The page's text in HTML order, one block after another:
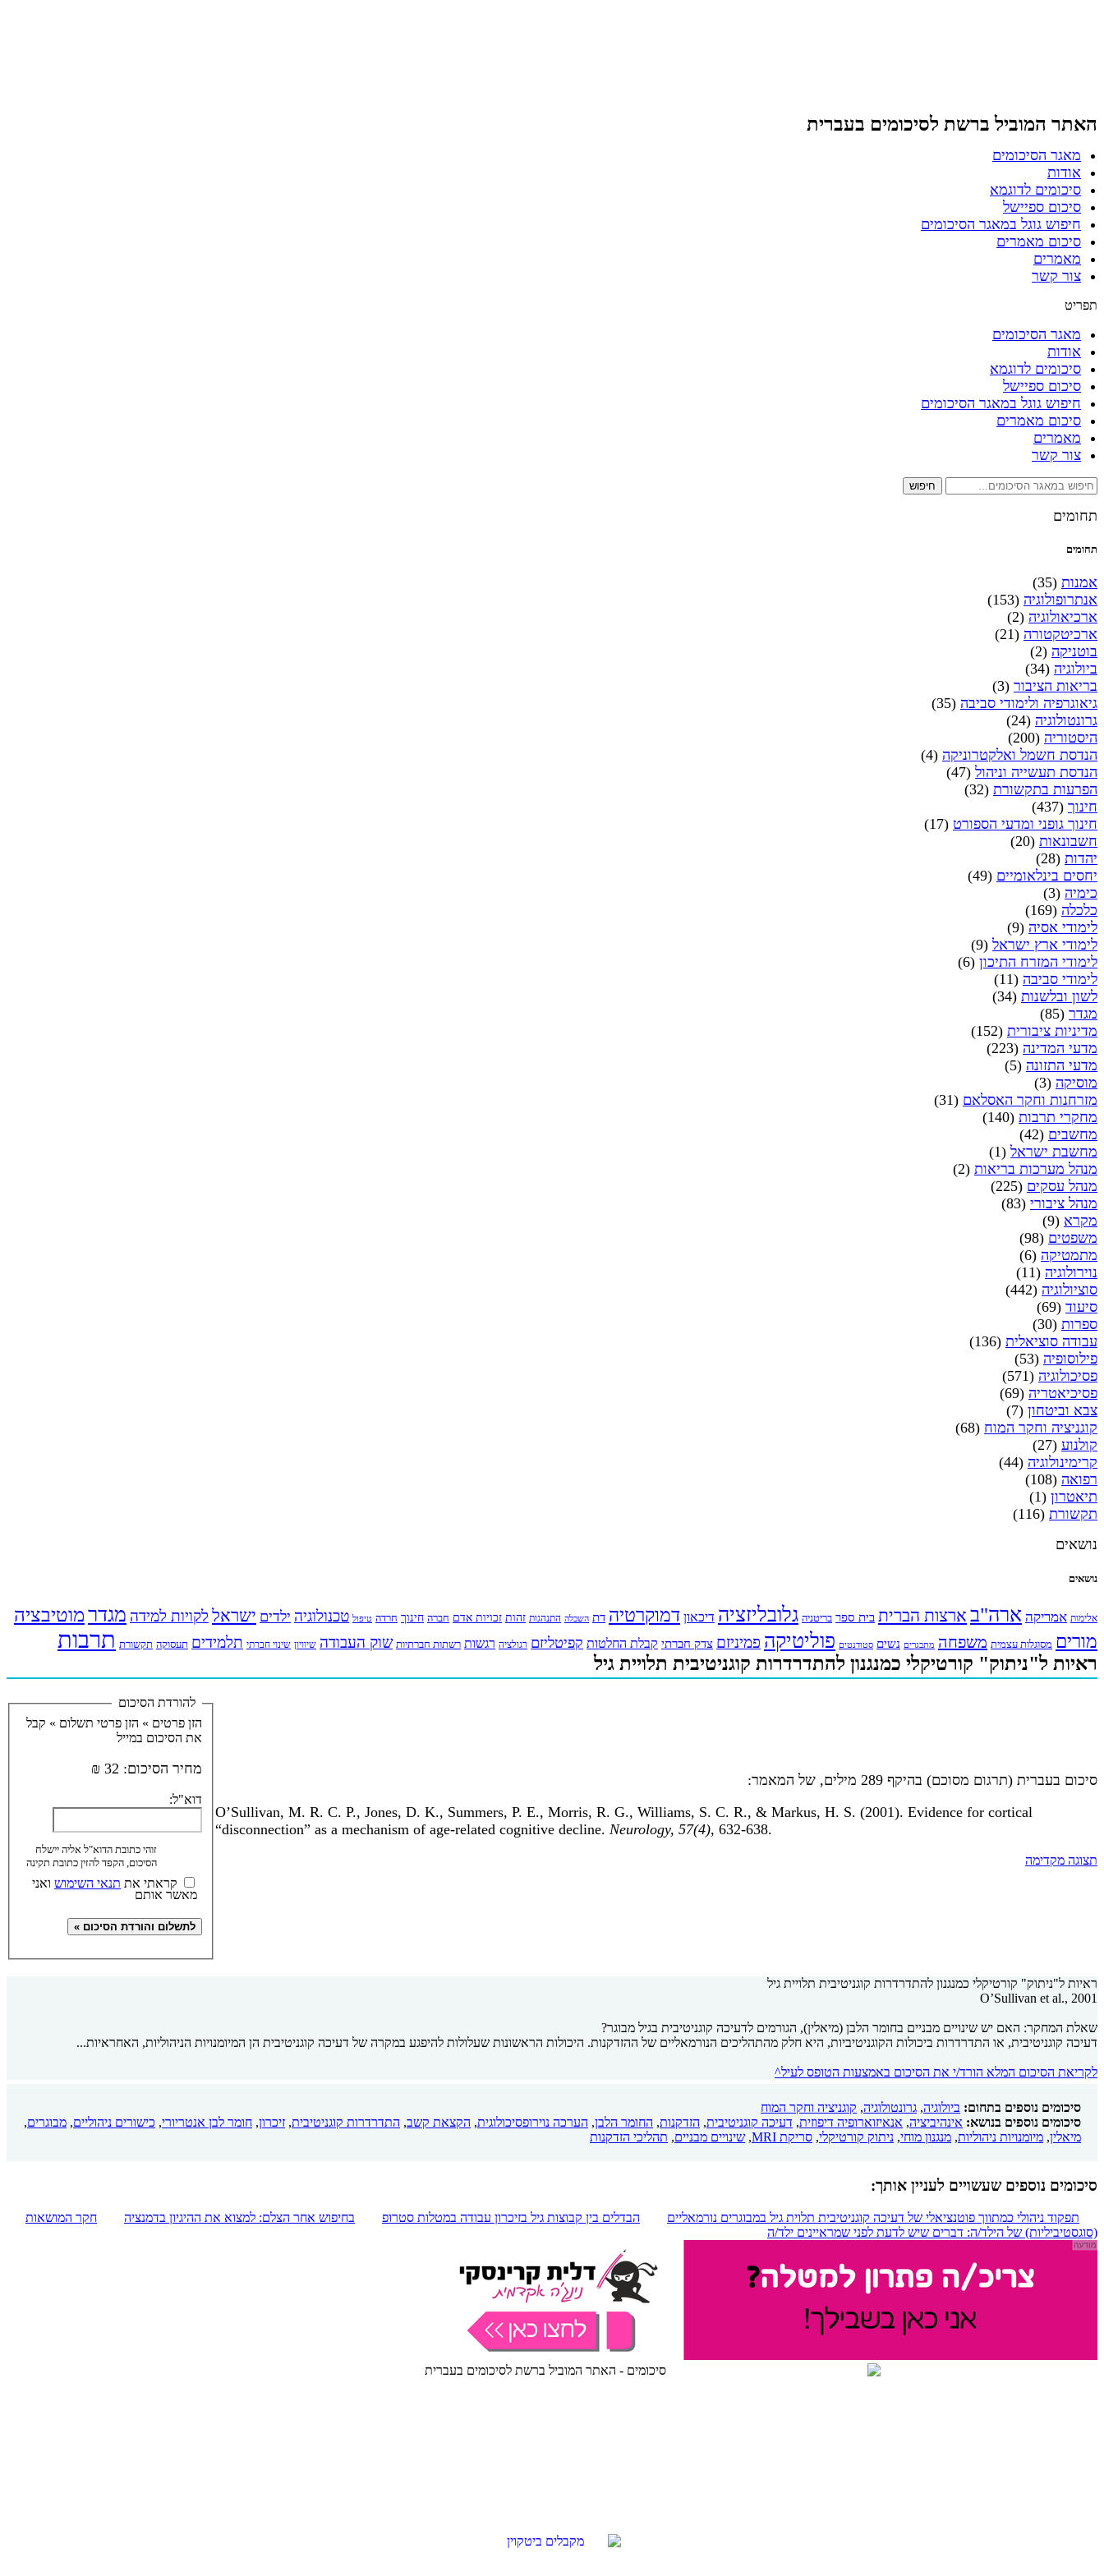
האתר המוביל ברשת לסיכומים בעברית
מאגר הסיכומים
אודות
סיכומים לדוגמא
סיכום ספיישל
חיפוש גוגל במאגר הסיכומים
סיכום מאמרים
מאמרים
צור קשר
תפריט
מאגר הסיכומים
אודות
סיכומים לדוגמא
סיכום ספיישל
חיפוש גוגל במאגר הסיכומים
סיכום מאמרים
מאמרים
צור קשר
חיפוש
תחומים
תחומים
אמנות (35)
אנתרופולוגיה (153)
ארכיאולוגיה (2)
ארכיטקטורה (21)
בוטניקה (2)
ביולוגיה (34)
בריאות הציבור (3)
גיאוגרפיה ולימודי סביבה (35)
גרונטולוגיה (24)
היסטוריה (200)
הנדסת חשמל ואלקטרוניקה (4)
הנדסת תעשייה וניהול (47)
הפרעות בתקשורת (32)
חינוך (437)
חינוך גופני ומדעי הספורט (17)
חשבונאות (20)
יהדות (28)
יחסים בינלאומיים (49)
כימיה (3)
כלכלה (169)
לימודי אסיה (9)
לימודי ארץ ישראל (9)
לימודי המזרח התיכון (6)
לימודי סביבה (11)
לשון ובלשנות (34)
מגדר (85)
מדיניות ציבורית (152)
מדעי המדינה (223)
מדעי התזונה (5)
מוסיקה (3)
מזרחנות וחקר האסלאם (31)
מחקרי תרבות (140)
מחשבים (42)
מחשבת ישראל (1)
מנהל מערכות בריאות (2)
מנהל עסקים (225)
מנהל ציבורי (83)
מקרא (9)
משפטים (98)
מתמטיקה (6)
נוירולוגיה (11)
סוציולוגיה (442)
סיעוד (69)
ספרות (30)
עבודה סוציאלית (136)
פילוסופיה (53)
פסיכולוגיה (571)
פסיכיאטריה (69)
צבא וביטחון (7)
קוגניציה וחקר המוח (68)
קולנוע (27)
קרימינולוגיה (44)
רפואה (108)
תיאטרון (1)
תקשורת (116)
נושאים
נושאים
אלימות אמריקה ארה"ב ארצות הברית בית ספר בריטניה גלובליזציה דיכאון דמוקרטיה דת השכלה התנהגות זהות זכויות אדם חברה חינוך חרדה טיפול טכנולוגיה ילדים ישראל לקויות למידה מגדרמוטיבציה
מורים מסוגלות עצמית משפחה מתבגרים נשים סטודנטים פוליטיקה פמיניזם צדק חברתי קבלת החלטות קפיטליזם רגולציה רגשות רשתות חברתיות שוק העבודה שיוויון שינוי חברתי תלמידים תעסוקה תקשורת תרבות
ראיות ל"ניתוק" קורטיקלי כמנגנון להתדרדרות קוגניטיבית תלויית גיל
סיכום בעברית (תרגום מסוכם) בהיקף 289 מילים, של המאמר:
O’Sullivan, M. R. C. P., Jones, D. K., Summers, P. E., Morris, R. G., Williams, S. C. R., & Markus, H. S. (2001). Evidence for cortical
“disconnection” as a mechanism of age-related cognitive decline.Neurology, 57(4),
תצוגה מקדימה
להורדת הסיכום
הזן פרטים » הזן פרטי תשלום » קבל
את הסיכום במייל
מחיר הסיכום: 32 ₪
דוא"ל:
זוהי כתובת הדוא"ל אליה יישלח
הסיכום, הקפד להזין כתובת תקינה
תנאי השימושואני
מאשר אותם
ראיות ל"ניתוק" קורטיקלי כמנגנון להתדרדרות קוגניטיבית תלויית גיל
O’Sullivan et al., 2001
שאלת המחקר: האם יש שינויים מבניים בחומר הלבן (מיאלין), הגורמים לדעיכה קוגניטיבית בגיל מבוגר?
דעיכה קוגניטיבית, או התדרדרות ביכולות הקוגניטיביות, היא חלק מהתהליכים הנורמאליים של ההזדקנות. היכולות הראשונות שעלולות להיפגע במקרה של דעיכה קוגניטיבית הן המיומנויות הניהוליות, האחראיות...
לקריאת הסיכום המלא הורד/י את הסיכום באמצעות הטופס לעיל^
סיכומים נוספים בתחום: ביולוגיה, גרונטולוגיה, קוגניציה וחקר המוח
סיכומים נוספים בנושא: אינהיביציה, אנאיזוארופיה דיפוזית, דעיכה קוגניטיבית, הזדקנות, החומר הלבן, הערכה נוירופסיכולוגית, הקצאת קשב, התדרדרות קוגניטיבית, זיכרון, חומר לבן אנטריורי, כישורים ניהוליים, מבוגרים,
מיאלין, מיומנויות ניהוליות, מנגנון מוחי, ניתוק קורטיקלי, סריקת MRI , שינויים מבניים, תהליכי הזדקנות
סיכומים נוספים שעשויים לעניין אותך:
תפקוד ניהולי כמתווך פוטנציאלי של דעיכה קוגניטיבית תלוית גיל במבוגרים נורמאליים הבדלים בין קבוצות גיל בזיכרון עבודה במטלות סטרופ בחיפוש אחר הצלם: למצוא את ההיגיון בדמנציה
חקר המושאות
(סוגסטיביליות) של הילד/ה: דברים שיש לדעת לפני שמראיינים ילד/ה